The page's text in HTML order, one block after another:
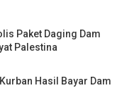
Paket Daging Dam
Palestina
Hasil Bayar Dam